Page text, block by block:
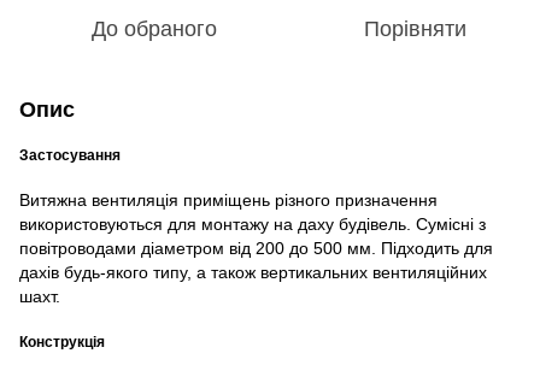
До обраного Порівняти
Опис
Застосування
Витяжна вентиляція приміщень різного призначення
використовуються для монтажу на даху будівель. Сумісні з
повітроводами діаметром від 200 до 500 мм. Підходить для
дахів будь-якого типу, а також вертикальних вентиляційних
шахт.
Конструкція